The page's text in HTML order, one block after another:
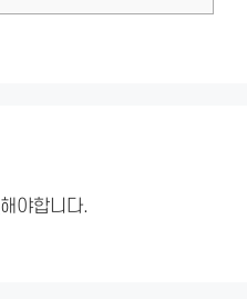
해야합니다.